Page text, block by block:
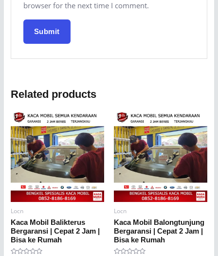
browser for the next time I comment.
Related products
Locn
Kaca Mobil Balikterus
Bergaransi | Cepat 2 Jam |
Bisa ke Rumah
Locn
Kaca Mobil Balongtunjung
Bergaransi | Cepat 2 Jam |
Bisa ke Rumah